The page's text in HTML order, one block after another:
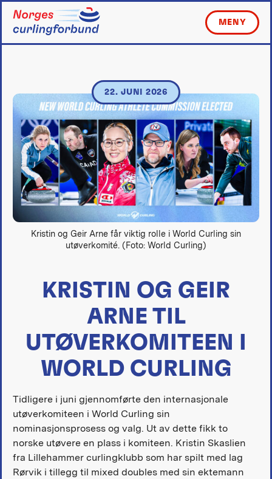
content
MENY
22. JUNI 2026
Kristin og Geir Arne får viktig rolle i World Curling sin
utøverkomité. (Foto: World Curling)
KRISTIN OG GEIR
ARNE TIL
UTØVERKOMITEEN I
WORLD CURLING
Tidligere i juni gjennomførte den internasjonale
utøverkomiteen i World Curling sin
nominasjonsprosess og valg. Ut av dette fikk to
norske utøvere en plass i komiteen. Kristin Skaslien
fra Lillehammer curlingklubb som har spilt med lag
Rørvik i tillegg til mixed doubles med sin ektemann